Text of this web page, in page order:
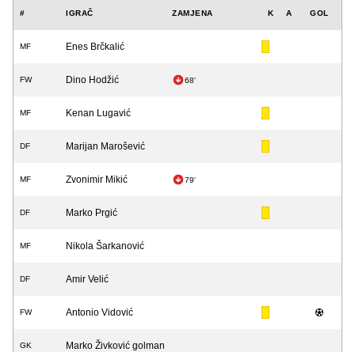
# IGRAČ ZAMJENA K A GOL
MF Enes Brčkalić
FW Dino Hodžić 68'
MF Kenan Lugavić
DF Marijan Marošević
MF Zvonimir Mikić 79'
DF Marko Prgić
MF Nikola Šarkanović
DF Amir Velić
FW Antonio Vidović
GK Marko Živković golman